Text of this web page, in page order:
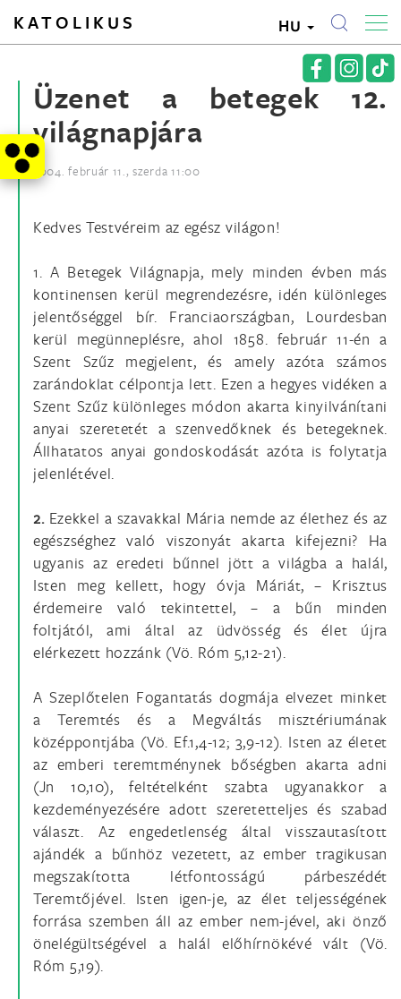
KATOLIKUS HU
Üzenet a betegek 12.
világnapjára
2004. február 11., szerda 11:00
Kedves Testvéreim az egész világon!
1. A Betegek Világnapja, mely minden évben más
kontinensen kerül megrendezésre, idén különleges
jelentőséggel bír. Franciaországban, Lourdesban
kerül megünneplésre, ahol 1858. február 11-én a
Szent Szűz megjelent, és amely azóta számos
zarándoklat célpontja lett. Ezen a hegyes vidéken a
Szent Szűz különleges módon akarta kinyilvánítani
anyai szeretetét a szenvedőknek és betegeknek.
Állhatatos anyai gondoskodását azóta is folytatja
jelenlétével.
2.Ezekkel a szavakkal Mária nemde az élethez és az
egészséghez való viszonyát akarta kifejezni? Ha
ugyanis az eredeti bűnnel jött a világba a halál,
Isten meg kellett, hogy óvja Máriát, – Krisztus
érdemeire való tekintettel, – a bűn minden
foltjától, ami által az üdvösség és élet újra
elérkezett hozzánk (Vö. Róm 5,12-21).
A Szeplőtelen Fogantatás dogmája elvezet minket
a Teremtés és a Megváltás misztériumának
középpontjába (Vö. Ef.1,4-12; 3,9-12). Isten az életet
az emberi teremtménynek bőségben akarta adni
(Jn 10,10), feltételként szabta ugyanakkor a
kezdeményezésére adott szeretetteljes és szabad
választ. Az engedetlenség által visszautasított
ajándék a bűnhöz vezetett, az ember tragikusan
megszakította létfontosságú párbeszédét
Teremtőjével. Isten igen-je, az élet teljességének
forrása szemben áll az ember nem-jével, aki önző
önelégültségével a halál előhírnökévé vált (Vö.
Róm 5,19).